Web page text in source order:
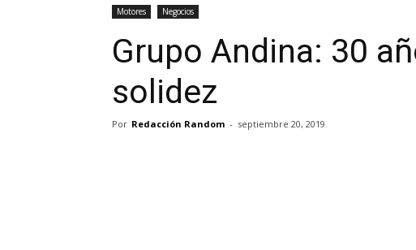
Motores Negocios
Grupo Andina: 30
solidez
Por Redacción Random - septiembre 20, 2019